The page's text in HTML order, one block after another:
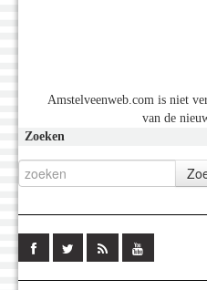
Amstelveenweb.com is niet
van de
Zoeken